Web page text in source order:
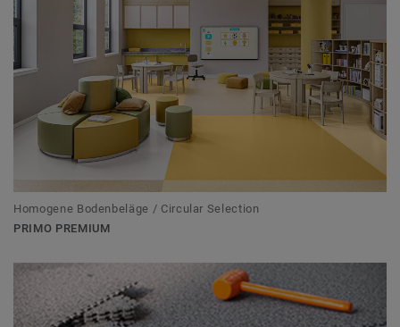
Homogene Bodenbeläge / Circular Selection
PRIMO PREMIUM